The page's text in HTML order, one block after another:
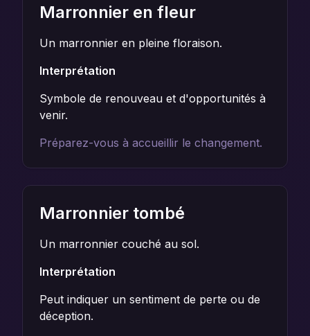
Marronnier en fleur
Un marronnier en pleine floraison.
Interprétation
Symbole de renouveau et d'opportunités à
venir.
Préparez-vous à accueillir le changement.
Marronnier tombé
Un marronnier couché au sol.
Interprétation
Peut indiquer un sentiment de perte ou de
déception.